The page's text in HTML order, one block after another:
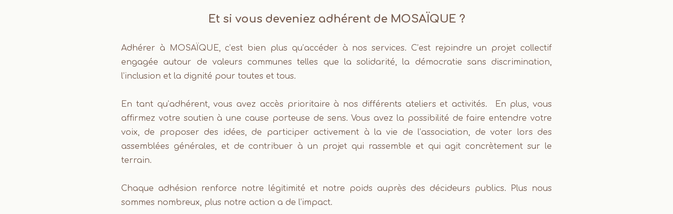
Et si vous deveniez adhérent de MOSAÏQUE ?
Adhérer à MOSAÏQUE, c’est bien plus qu’accéder à nos services. C’est rejoindre un projet collectif
engagée autour de valeurs communes telles que la solidarité, la démocratie sans discrimination,
l’inclusion et la dignité pour toutes et tous.
En tant qu’adhérent, vous avez accès prioritaire à nos différents ateliers et activités. En plus, vous
affirmez votre soutien à une cause porteuse de sens. Vous avez la possibilité de faire entendre votre
voix, de proposer des idées, de participer activement à la vie de l’association, de voter lors des
assemblées générales, et de contribuer à un projet qui rassemble et qui agit concrètement sur le
terrain.
Chaque adhésion renforce notre légitimité et notre poids auprès des décideurs publics. Plus nous
sommes nombreux, plus notre action a de l’impact.